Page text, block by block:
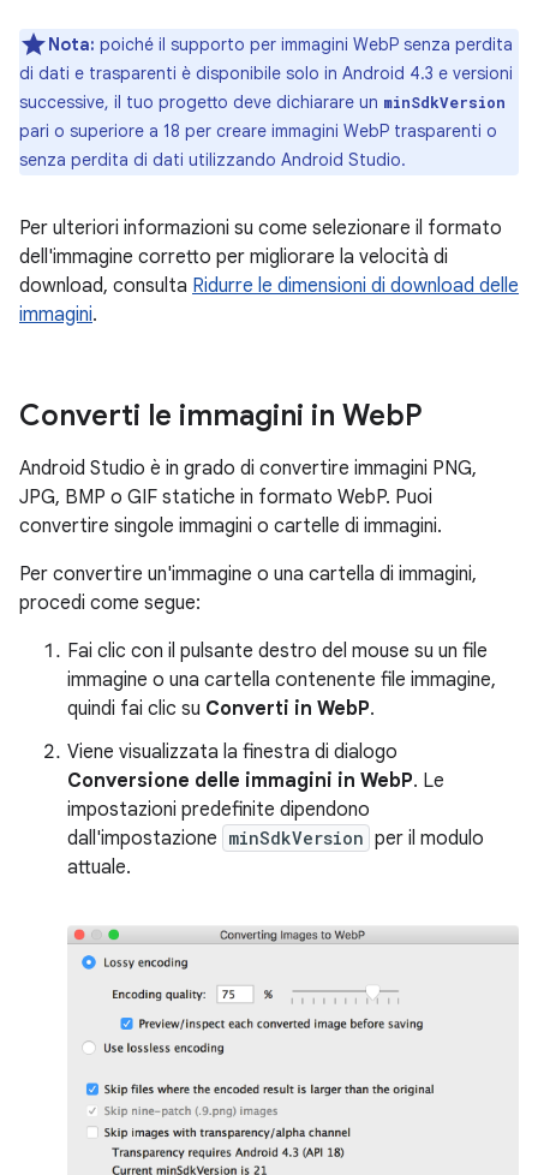
Nota: poiché il supporto per immagini WebP senza perdita
di dati e trasparenti è disponibile solo in Android 4.3 e versioni
successive, il tuo progetto deve dichiarare un minSdkVersion
pari o superiore a 18 per creare immagini WebP trasparenti o
senza perdita di dati utilizzando Android Studio.
Per ulteriori informazioni su come selezionare il formato
dell'immagine corretto per migliorare la velocità di
download, consulta Ridurre le dimensioni di download delle
immagini.
Converti le immagini in WebP
Android Studio è in grado di convertire immagini PNG,
JPG, BMP o GIF statiche in formato WebP. Puoi
convertire singole immagini o cartelle di immagini.
Per convertire un'immagine o una cartella di immagini,
procedi come segue:
Fai clic con il pulsante destro del mouse su un file
immagine o una cartella contenente file immagine,
quindi fai clic su Converti in WebP.
Viene visualizzata la finestra di dialogo
Conversione delle immagini in WebP. Le
impostazioni predefinite dipendono
dall'impostazione minSdkVersion per il modulo
attuale.